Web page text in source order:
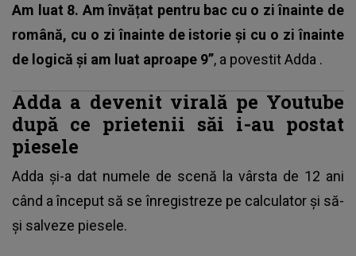
Am luat 8. Am învățat pentru bac cu o zi înainte de
română, cu o zi înainte de istorie și cu o zi înainte
de logică și am luat aproape 9”, a povestitAdda .
Adda a devenit virală pe Youtube
după ce prietenii săi i-au postat
piesele
Adda și-a dat numele de scenă la vârsta de 12 ani
când a început să se înregistreze pe calculator și să-
și salveze piesele.